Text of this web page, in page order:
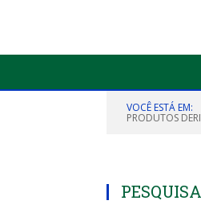
VOCÊ ESTÁ EM:
PRODUTOS